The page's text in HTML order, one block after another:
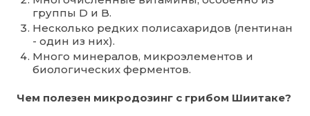
группы D и B.
Несколько редких полисахаридов (лентинан
- один из них).
Много минералов, микроэлементов и
биологических ферментов.
Чем полезен микродозинг с грибом Шиитаке?